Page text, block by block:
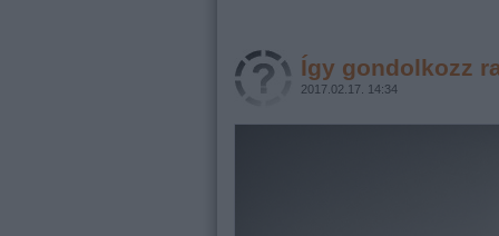
Így gondolkozz
2017.02.17. 14:34